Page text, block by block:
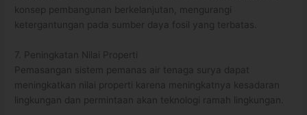
konsep pembangunan berkelanjutan, mengurangi
ketergantungan pada sumber daya fosil yang terbatas.
7. Peningkatan Nilai Properti
Pemasangan sistem pemanas air tenaga surya dapat
meningkatkan nilai properti karena meningkatnya kesadaran
lingkungan dan permintaan akan teknologi ramah lingkungan.